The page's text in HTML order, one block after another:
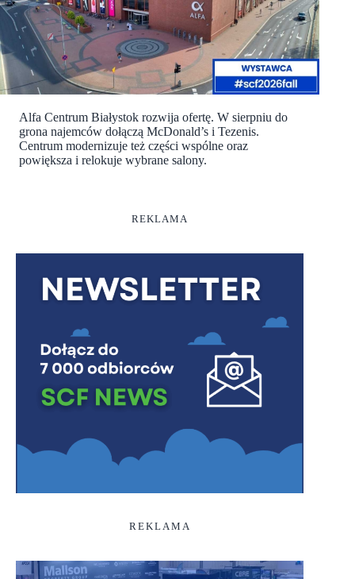
Alfa Centrum Białystok rozwija ofertę. W sierpniu do
grona najemców dołączą McDonald’s i Tezenis.
Centrum modernizuje też części wspólne oraz
powiększa i relokuje wybrane salony.
REKLAMA
REKLAMA